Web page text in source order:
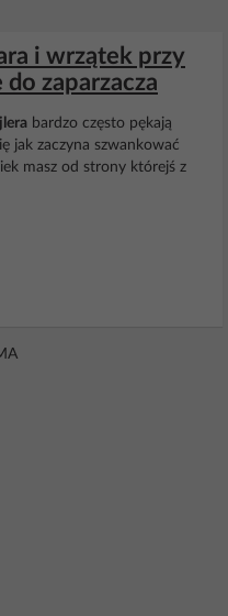
i wrzątek przy
zaparzacza
bardzo często pękają
jak zaczyna szwankować
masz od strony którejś z